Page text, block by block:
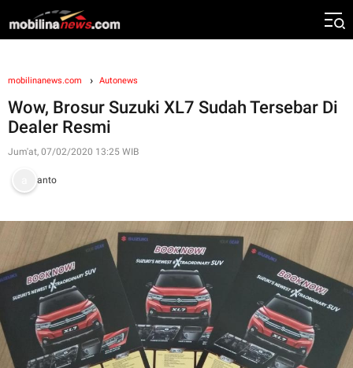
mobilinanews.com Autonews
Wow, Brosur Suzuki XL7 Sudah Tersebar Di
Dealer Resmi
Jum'at, 07/02/2020 13:25 WIB
anto